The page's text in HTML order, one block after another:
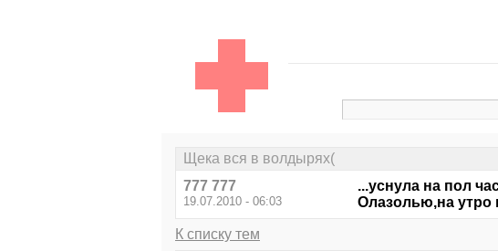
Щека вся в волдырях(
777 777
19.07.2010 - 06:03
...уснула на пол
Олазолью,на утро
К списку тем